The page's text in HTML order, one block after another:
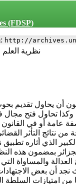
(FDSP)
http://
نظرية العلم
أن يحاول تقديم
وكذا تحاول فتح
عامة أو في
من نتائج التأثر
الذي أثاره تطبيق
بمضمون هذه
والمساواة
أن بعض
من امتيازات